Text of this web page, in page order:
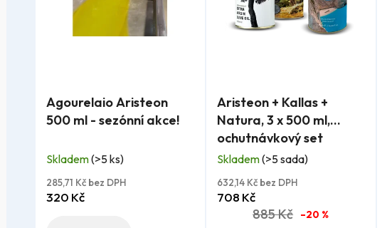
d
u
k
hodnocení
produktu
4,7
z
5
Agourelaio Aristeon
500 ml - sezónní akce!
Skladem(>5 ks)
285,71 Kč bez DPH
320 Kč
hodnocení
produktu
je
5,0
z
5
hvězdiček.
Aristeon + Kallas +
Natura, 3 x 500 ml,
ochutnávkový set
Skladem(>5 sada)
632,14 Kč bez DPH
708 Kč
885 Kč –20 %